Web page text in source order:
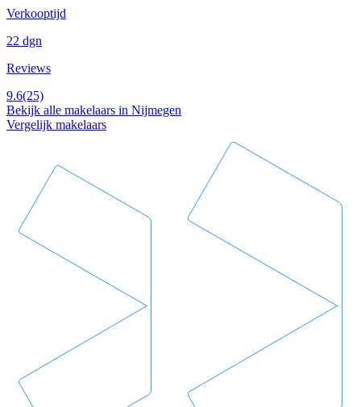
Verkooptijd
22 dgn
Reviews
9.6(25)
Bekijk alle makelaars in Nijmegen
Vergelijk makelaars